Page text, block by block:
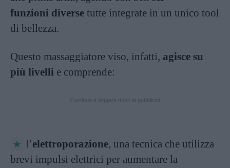
funzioni diverse tutte integrate in un unico tool
di bellezza.
Questo massaggiatore viso, infatti, agisce su
più livelli e comprende:
l’elettroporazione, una tecnica che utilizza
brevi impulsi elettrici per aumentare la